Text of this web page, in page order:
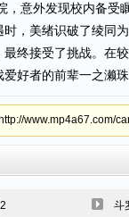
，意外发现校内备
，美绪识破了绫同
终接受了挑战。在
好者的前辈一之濑
www.mp4a67.com/
斗